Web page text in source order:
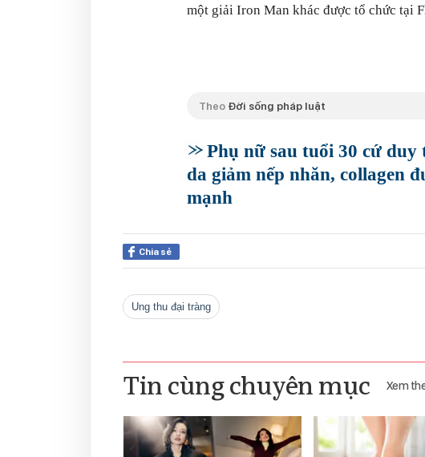
một giải Iron Man khác được tổ chức tại
Theo Đời sống pháp luật
Phụ nữ sau tuổi 30 cứ
da giảm nếp nhăn, collagen
mạnh
Chia sẻ
ung thu đại tràng
Tin cùng chuyên mục Xem